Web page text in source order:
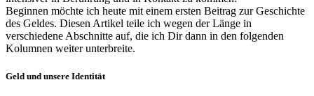
Beginnen möchte ich heute mit einem ersten Beitrag zur Geschichte
des Geldes. Diesen Artikel teile ich wegen der Länge in
verschiedene Abschnitte auf, die ich Dir dann in den folgenden
Kolumnen weiter unterbreite.
Geld und unsere Identität